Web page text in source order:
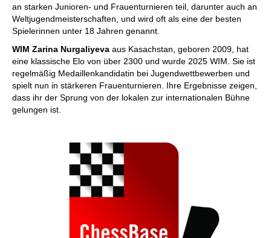
an starken Junioren- und Frauenturnieren teil, darunter auch an
Weltjugendmeisterschaften, und wird oft als eine der besten
Spielerinnen unter 18 Jahren genannt.
WIM Zarina Nurgaliyeva aus Kasachstan, geboren 2009, hat
eine klassische Elo von über 2300 und wurde 2025 WIM. Sie ist
regelmäßig Medaillenkandidatin bei Jugendwettbewerben und
spielt nun in stärkeren Frauenturnieren. Ihre Ergebnisse zeigen,
dass ihr der Sprung von der lokalen zur internationalen Bühne
gelungen ist.